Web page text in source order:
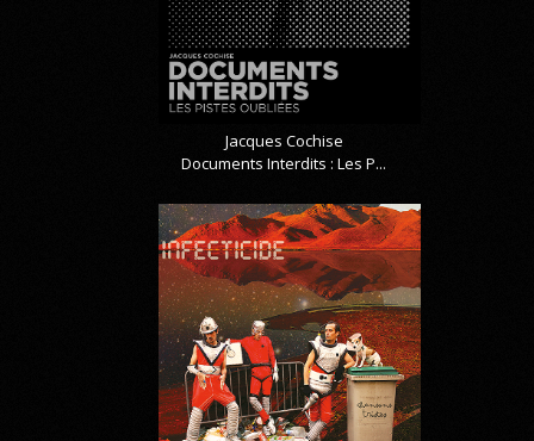
Jacques Cochise
Documents Interdits : Les P...